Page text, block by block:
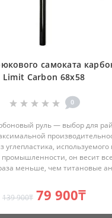
самоката
Limit Carbon 68x58
0
руль — выбор для
углепластика, используемого
промышленности, он весит
меньше, чем титановые
139 900₸ 79 900₸